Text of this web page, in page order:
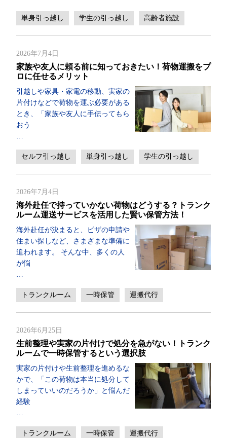
単身引っ越し 学生の引っ越し 高齢者施設
2026年7月4日
家族や友人に頼る前に知っておきたい！荷物運搬をプ
ロに任せるメリット
引越しや家具・家電の移動、実家の
片付けなどで荷物を運ぶ必要がある
とき、「家族や友人に手伝ってもら
おう
…
セルフ引っ越し 単身引っ越し 学生の引っ越し
2026年7月4日
海外赴任で持っていかない荷物はどうする？トランク
ルーム運送サービスを活用した賢い保管方法！
海外赴任が決まると、ビザの申請や
住まい探しなど、さまざまな準備に
追われます。 そんな中、多くの人
が悩
…
トランクルーム 一時保管 運搬代行
2026年6月25日
生前整理や実家の片付けで処分を急がない！トランク
ルームで一時保管するという選択肢
実家の片付けや生前整理を進めるな
かで、「この荷物は本当に処分して
しまっていいのだろうか」と悩んだ
経験
…
トランクルーム 一時保管 運搬代行